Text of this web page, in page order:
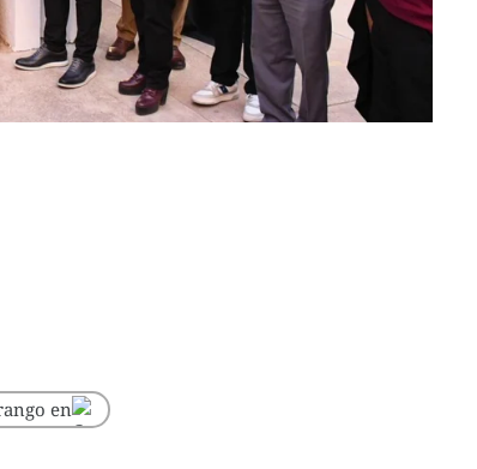
en